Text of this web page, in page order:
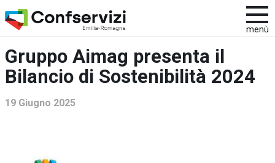
menù
Gruppo Aimag presenta il
Bilancio di Sostenibilità 2024
19 Giugno 2025